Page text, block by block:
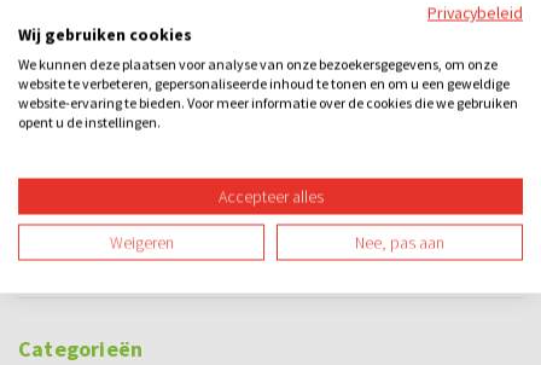
10.00 - 10.15 uur
10.15 - 12.30 uur
Spel Escape City
13.15 - 14.15 uur
Lunch
14.30 - 14.45 uur
Uitleg steppen
Categorieën
Privacybeleid
Wij gebruiken cookies
We kunnen deze plaatsen voor analyse van onze bezoekersgegevens, om onze
website te verbeteren, gepersonaliseerde inhoud te tonen en om u een geweldige
website-ervaring te bieden. Voor meer informatie over de cookies die we gebruiken
opent u de instellingen.
Accepteer alles
Weigeren Nee, pas aan